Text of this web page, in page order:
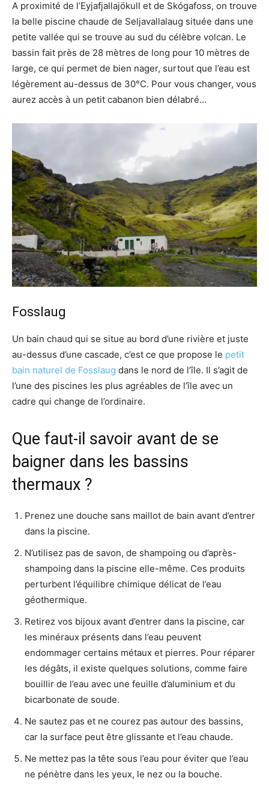
A proximité de l’Eyjafjallajökull et de Skógafoss, on trouve
la belle piscine chaude de Seljavallalaug située dans une
petite vallée qui se trouve au sud du célèbre volcan. Le
bassin fait près de 28 mètres de long pour 10 mètres de
large, ce qui permet de bien nager, surtout que l’eau est
légèrement au-dessus de 30°C. Pour vous changer, vous
aurez accès à un petit cabanon bien délabré…
Fosslaug
Un bain chaud qui se situe au bord d’une rivière et juste
au-dessus d’une cascade, c’est ce que propose le petit
bain naturel de Fosslaug dans le nord de l’île. Il s’agit de
l’une des piscines les plus agréables de l’île avec un
cadre qui change de l’ordinaire.
Que faut-il savoir avant de se
baigner dans les bassins
thermaux ?
Prenez une douche sans maillot de bain avant d’entrer
dans la piscine.
N’utilisez pas de savon, de shampoing ou d’après-
shampoing dans la piscine elle-même. Ces produits
perturbent l’équilibre chimique délicat de l’eau
géothermique.
Retirez vos bijoux avant d’entrer dans la piscine, car
les minéraux présents dans l’eau peuvent
endommager certains métaux et pierres. Pour réparer
les dégâts, il existe quelques solutions, comme faire
bouillir de l’eau avec une feuille d’aluminium et du
bicarbonate de soude.
Ne sautez pas et ne courez pas autour des bassins,
car la surface peut être glissante et l’eau chaude.
Ne mettez pas la tête sous l’eau pour éviter que l’eau
ne pénètre dans les yeux, le nez ou la bouche.